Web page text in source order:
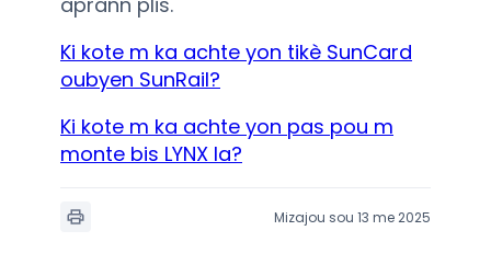
Ki kote m ka achte yon tikè SunCard
oubyen SunRail?
Ki kote m ka achte yon pas pou m
monte bis LYNX la?
Mizajou sou 13 me 2025